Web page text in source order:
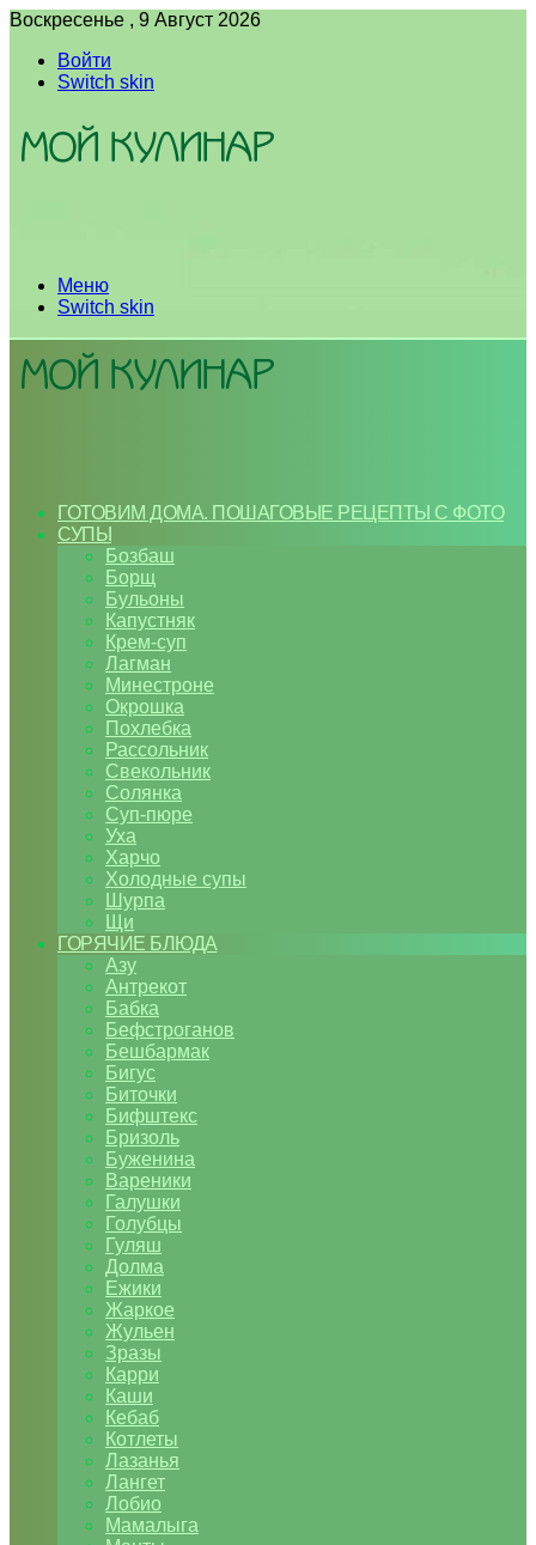
Воскресенье , 9 Август 2026
Войти
Switch skin
Меню
Switch skin
ГОТОВИМ ДОМА. ПОШАГОВЫЕ РЕЦЕПТЫ С ФОТО
СУПЫ
Бозбаш
Борщ
Бульоны
Капустняк
Крем-суп
Лагман
Минестроне
Окрошка
Похлебка
Рассольник
Свекольник
Солянка
Суп-пюре
Уха
Харчо
Холодные супы
Шурпа
Щи
ГОРЯЧИЕ БЛЮДА
Азу
Антрекот
Бабка
Бефстроганов
Бешбармак
Бигус
Биточки
Бифштекс
Бризоль
Буженина
Вареники
Галушки
Голубцы
Гуляш
Долма
Ежики
Жаркое
Жульен
Зразы
Карри
Каши
Кебаб
Котлеты
Лазанья
Лангет
Лобио
Мамалыга